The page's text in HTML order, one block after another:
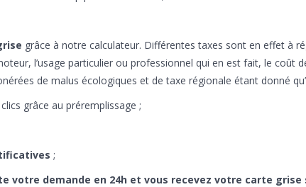
grâce à notre calculateur. Différentes taxes sont en effet à
l’usage particulier ou professionnel qui en est fait, le coût
de malus écologiques et de taxe régionale étant donné
grâce au préremplissage ;
;
votre demande en 24h et vous recevez votre carte grise